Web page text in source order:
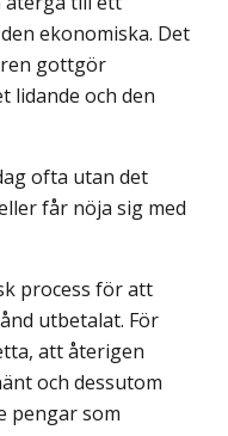
ekonomiska. Det
gottgör
och den
ofta utan det
får nöja sig med
process för att
utbetalat. För
att återigen
och dessutom
pengar som